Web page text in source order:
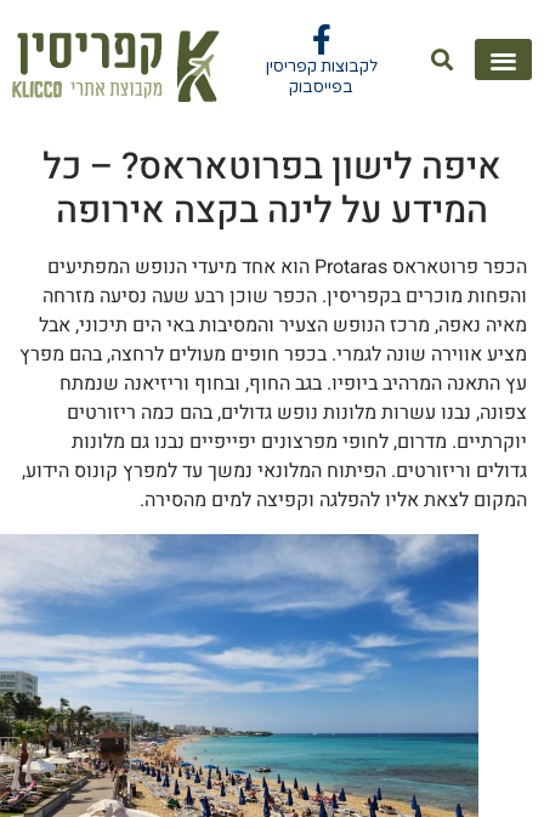
לקבוצות קפריסין
בפייסבוק
איפה לישון בפרוטאראס? – כל
המידע על לינה בקצה אירופה
הכפר פרוטאראס Protaras הוא אחד מיעדי הנופש המפתיעים
מוכרים בקפריסין. הכפר שוכן רבע שעה נסיעה מזרחה
נאפה, מרכז הנופש הצעיר והמסיבות באי הים תיכוני, אבל
אווירה שונה לגמרי. בכפר חופים מעולים לרחצה, בהם מפרץ
התאנה המרהיב ביופיו. בגב החוף, ובחוף וריזיאנה שנמתח
נבנו עשרות מלונות נופש גדולים, בהם כמה ריזורטים
מדרום, לחופי מפרצונים יפייפיים נבנו גם מלונות
וריזורטים. הפיתוח המלונאי נמשך עד למפרץ קונוס הידוע,
לצאת אליו להפלגה וקפיצה למים מהסירה.